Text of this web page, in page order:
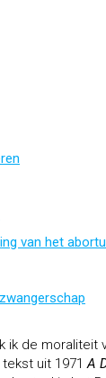
van het
ik de moraliteit
tekst uit 1971A